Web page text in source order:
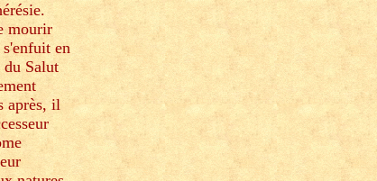
mourir
en
Salut
après, il